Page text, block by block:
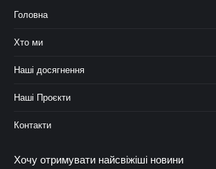
Головна
Хто ми
Наші досягнення
Наші Проєкти
Контакти
Хочу отримувати найсвіжіші новини